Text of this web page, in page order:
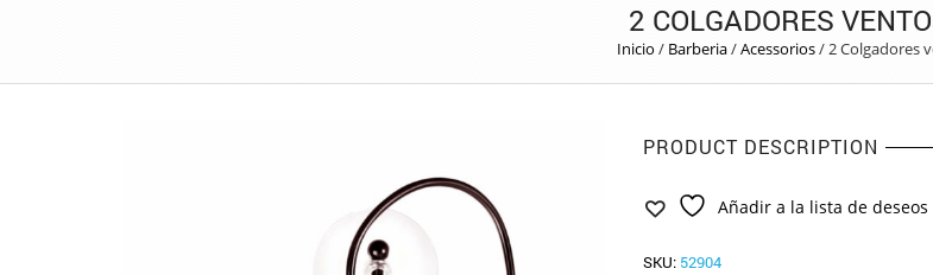
2 COLGADORES
Inicio / Barberia/Acessorios/2 Colgadores
PRODUCT DESCRIPTION
Añadir a la lista de deseos
SKU: 52904